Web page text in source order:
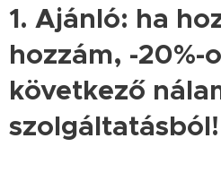
1. Ajánló: ha
hozzám, -20%-
következő
szolgáltatásból!